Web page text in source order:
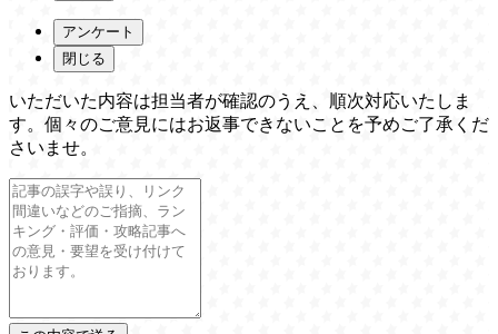
アンケート
閉じる
いただいた内容は担当者が確認のうえ、順次対応いたしま
す。個々のご意見にはお返事できないことを予めご了承くだ
さいませ。